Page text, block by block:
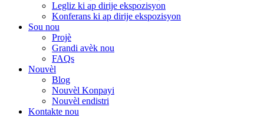
Legliz ki ap dirije ekspozisyon
Konferans ki ap dirije ekspozisyon
Sou nou
Projè
Grandi avèk nou
FAQs
Nouvèl
Blog
Nouvèl Konpayi
Nouvèl endistri
Kontakte nou